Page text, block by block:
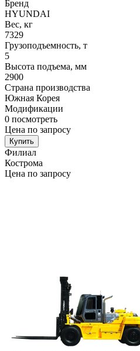
Бренд
HYUNDAI
Вес, кг
7329
Грузоподъемность, т
5
Высота подъема, мм
2900
Страна производства
Южная Корея
Модификации
0 посмотреть
Цена по запросу
Купить
Филиал
Кострома
Цена по запросу